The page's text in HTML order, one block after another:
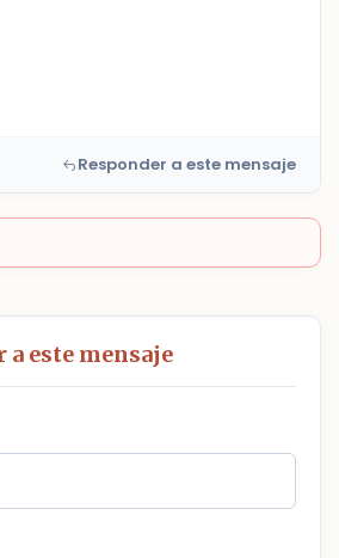
Responder a este mensaje
a este mensaje